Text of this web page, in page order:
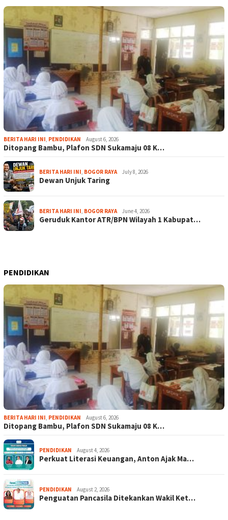
BERITA HARI INI, PENDIDIKAN August 6, 2026
Ditopang Bambu, Plafon SDN Sukamaju 08 K…
BERITA HARI INI, BOGOR RAYA July 8, 2026
Dewan Unjuk Taring
BERITA HARI INI, BOGOR RAYA June 4, 2026
Geruduk Kantor ATR/BPN Wilayah 1 Kabupat…
PENDIDIKAN
BERITA HARI INI, PENDIDIKAN August 6, 2026
Ditopang Bambu, Plafon SDN Sukamaju 08 K…
PENDIDIKAN August 4, 2026
Perkuat Literasi Keuangan, Anton Ajak Ma…
PENDIDIKAN August 2, 2026
Penguatan Pancasila Ditekankan Wakil Ket…